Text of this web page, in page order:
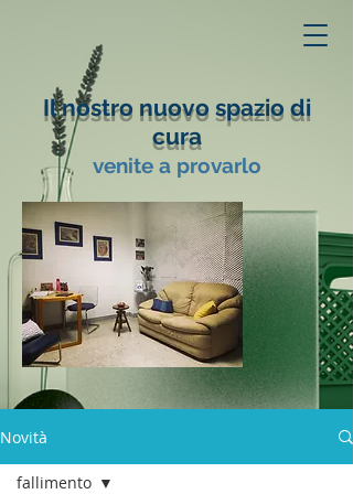
Il nostro nuovo spazio di
cura
venite a provarlo
Novità
fallimento